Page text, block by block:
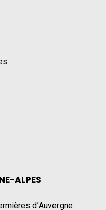
ALPES
d’Auvergne